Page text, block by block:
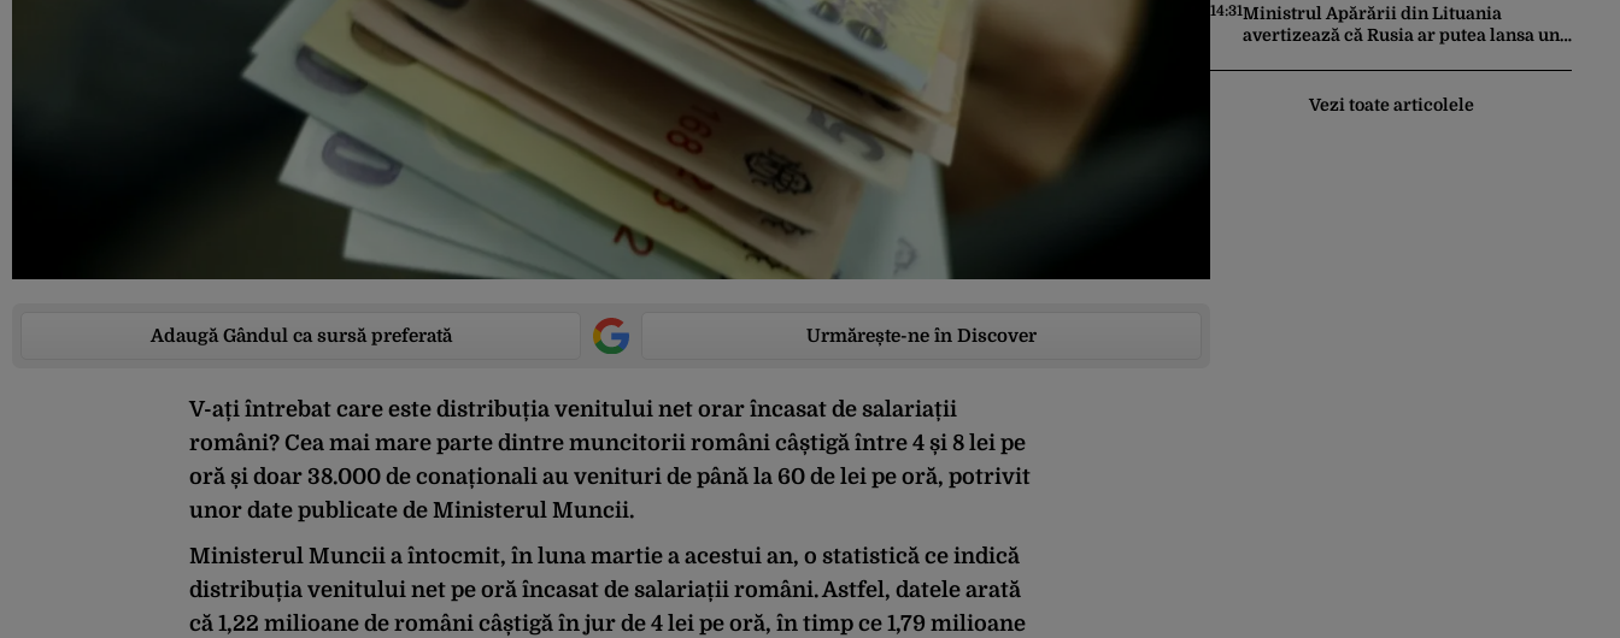
Adaugă Gândul ca sursă preferată Urmărește-ne în Discover
V-ați întrebat care este distribuția venitului net orar încasat de salariații
români? Cea mai mare parte dintre muncitorii români câștigă între 4 și 8 lei pe
oră și doar 38.000 de conaționali au venituri de până la 60 de lei pe oră, potrivit
unor date publicate de Ministerul Muncii.
Ministerul Muncii a întocmit, în luna martie a acestui an, o statistică ce indică
distribuția venitului net pe oră încasat de salariații români. Astfel, datele arată
că 1,22 milioane de români câștigă în jur de 4 lei pe oră, în timp ce 1,79 milioane
poate întâmpla cu ratingul României
14:31Ministrul Apărării din Lituania
avertizează că Rusia ar putea lansa un
Vezi toate articolele